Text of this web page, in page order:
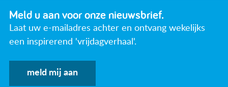
Meld u aan voor onze nieuwsbrief.
Laat uw e-mailadres achter en ontvang wekelijks
een inspirerend 'vrijdagverhaal'.
meld mij aan